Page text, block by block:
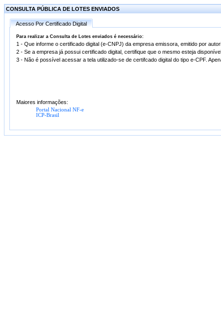
CONSULTA PÚBLICA DE LOTES ENVIADOS
Acesso Por Certificado Digital
Para realizar a Consulta de Lotes enviados é necessário:
1 - Que informe o certificado digital (e-CNPJ) da empresa emissora, emitido por
2 - Se a empresa já possui certificado digital, certifique que o mesmo esteja
3 - Não é possível acessar a tela utilizado-se de certifcado digital do tipo e-CPF.
Maiores informações:
Portal Nacional NF-e
ICP-Brasil